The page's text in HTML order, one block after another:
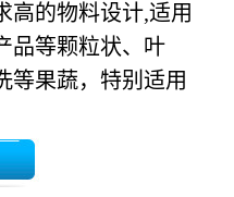
高的物料设计,适用
品等颗粒状、叶
等果蔬，特别适用